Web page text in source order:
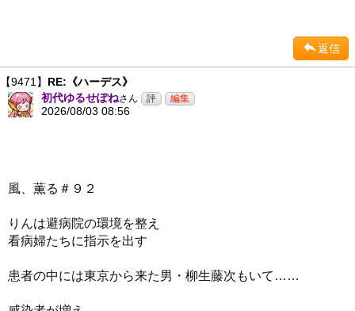
返信
【9471】 RE:《ハーデス》
初代ゆるせぽねさん
2026/08/03 08:56
風、薫る＃９２
りんは避病院の環境を整え
看病婦たちに指示を出す
患者の中には東京から来た男・柳生藤次もいて……